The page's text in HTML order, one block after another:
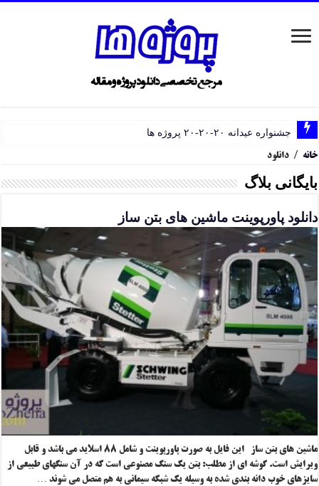
جشنواره عیدانه ۲۰-۲۰-۲۰ پروژه ها
خانه / دانلود
بایگانی بلاگ
دانلود پاورپوینت ماشین های بتن ساز
ماشین های بتن ساز این فایل به صورت پاورپوینت و شامل ۸۸ اسلاید می باشد و قابل
ویرایش است. گوشه ای از مطلب: بتن یک سنگ مصنوعی است که در آن سنگهای طبیعی از
سایزهای خوب دانه بندی شده به وسیله یک شبکه سیمانی به هم متصل می شوند …